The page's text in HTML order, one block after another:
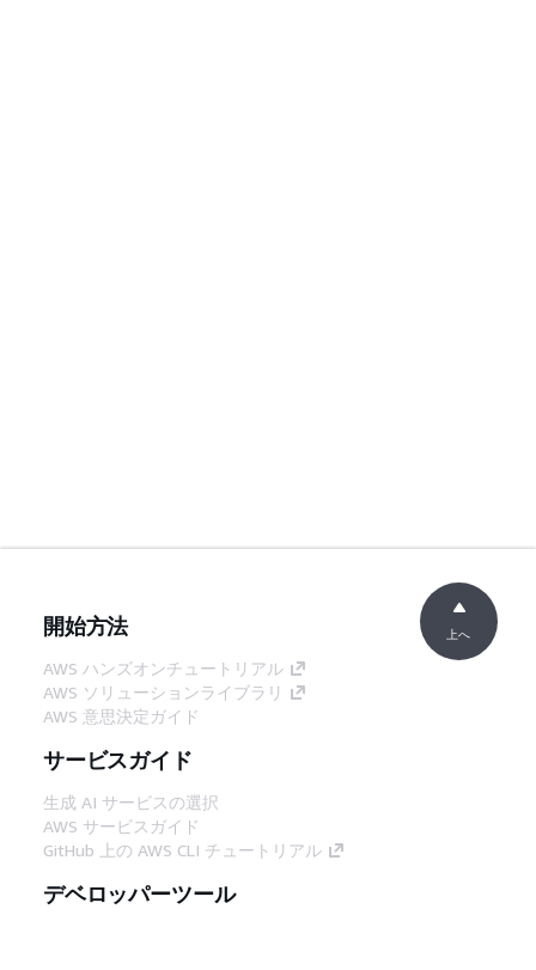
開始方法
AWS ハンズオンチュートリアル
AWS ソリューションライブラリ
AWS 意思決定ガイド
サービスガイド
生成 AI サービスの選択
AWS サービスガイド
GitHub 上の AWS CLI チュートリアル
デベロッパーツール
上へ